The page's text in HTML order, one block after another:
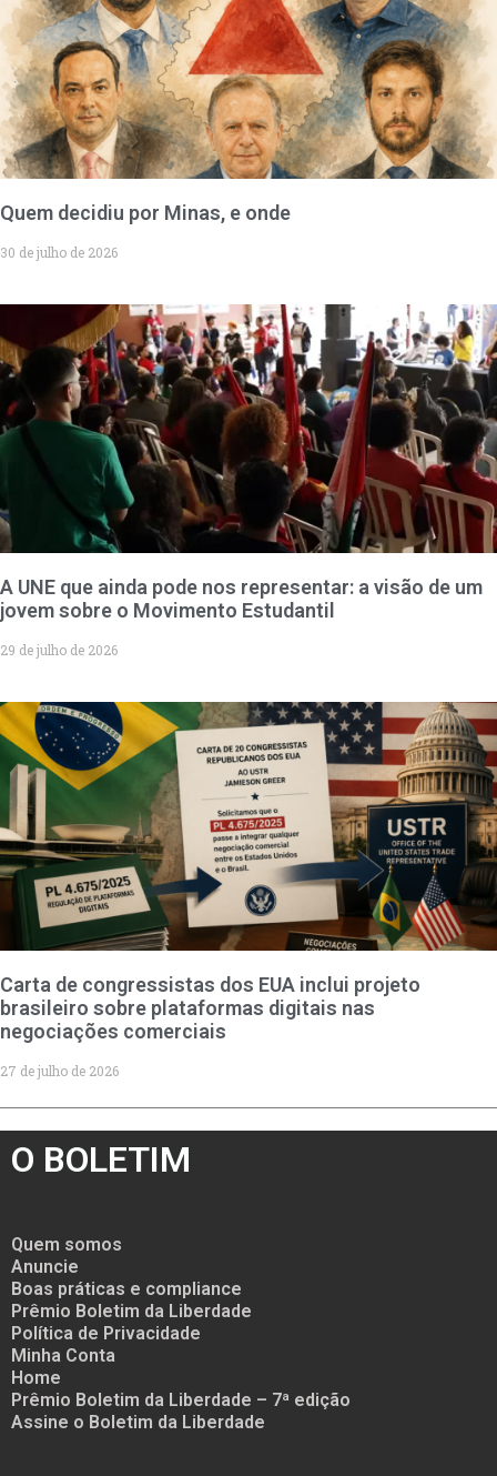
Quem decidiu por Minas, e onde
30 de julho de 2026
A UNE que ainda pode nos representar: a visão de um
jovem sobre o Movimento Estudantil
29 de julho de 2026
Carta de congressistas dos EUA inclui projeto
brasileiro sobre plataformas digitais nas
negociações comerciais
27 de julho de 2026
O BOLETIM
Quem somos
Anuncie
Boas práticas e compliance
Prêmio Boletim da Liberdade
Política de Privacidade
Minha Conta
Home
Prêmio Boletim da Liberdade – 7ª edição
Assine o Boletim da Liberdade